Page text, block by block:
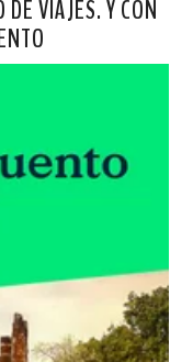
VIAJES. Y CON